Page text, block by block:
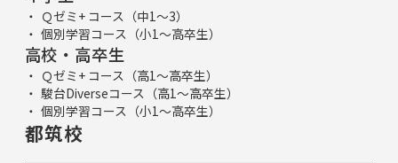
Ｑゼミ+ コース（中1～3）
個別学習コース（小1～高卒生）
高校・高卒生
Ｑゼミ+ コース（高1～高卒生）
駿台Diverseコース（高1～高卒生）
個別学習コース（小1～高卒生）
都筑校